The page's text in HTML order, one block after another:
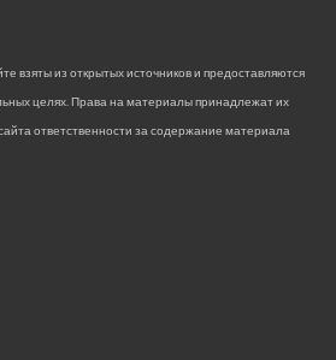
взяты из открытых источников и предоставляются
целях. Права на материалы принадлежат их
ответственности за содержание материала